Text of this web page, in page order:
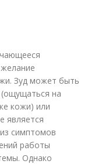
Зуд может быть
на
кожи) или
является
симптомов
работы
Однако